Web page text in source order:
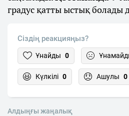
градус қатты ыстық болады
Сіздің реакцияңыз?
Ұнайды 0
Күлкілі 0 Ашулы 0
Алдыңғы жаңалық